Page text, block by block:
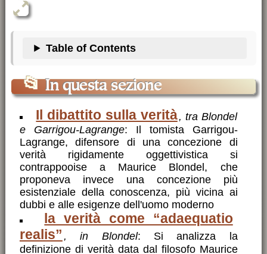
Table of Contents
📂 In questa sezione
Il dibattito sulla verità, tra Blondel
e Garrigou-Lagrange: Il tomista Garrigou-
Lagrange, difensore di una concezione di
verità rigidamente oggettivistica si
contrappooise a Maurice Blondel, che
proponeva invece una concezione più
esistenziale della conoscenza, più vicina ai
dubbi e alle esigenze dell'uomo moderno
la verità come “adaequatio
realis” , in Blondel: Si analizza la
definizione di verità data dal filosofo Maurice